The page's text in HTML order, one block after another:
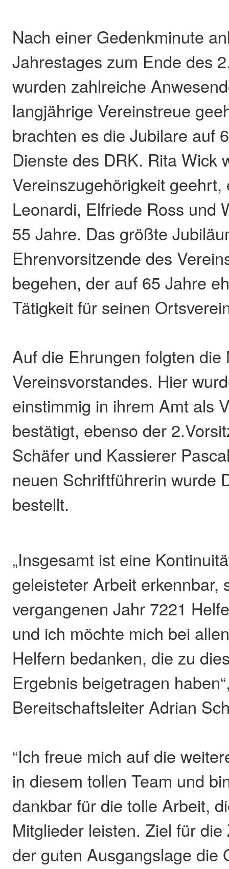
Nach einer Gedenkminute
Jahrestages zum Ende des
wurden zahlreiche
langjährige Vereinstreue
brachten es die Jubilare auf
Dienste des DRK. Rita Wick
Vereinszugehörigkeit
Leonardi, Elfriede Ross und
55 Jahre. Das größte
Ehrenvorsitzende des
begehen, der auf 65 Jahre
Tätigkeit für seinen
Auf die Ehrungen folgten die
Vereinsvorstandes. Hier
einstimmig in ihrem Amt als
bestätigt, ebenso der
Schäfer und Kassierer
neuen Schriftführerin wurde
bestellt.
„Insgesamt ist eine
geleisteter Arbeit erkennbar,
vergangenen Jahr 7221
und ich möchte mich bei
Helfern bedanken, die zu
Ergebnis beigetragen
Bereitschaftsleiter Adrian
“Ich freue mich auf die
in diesem tollen Team und
dankbar für die tolle Arbeit,
Mitglieder leisten. Ziel für
der guten Ausgangslage die